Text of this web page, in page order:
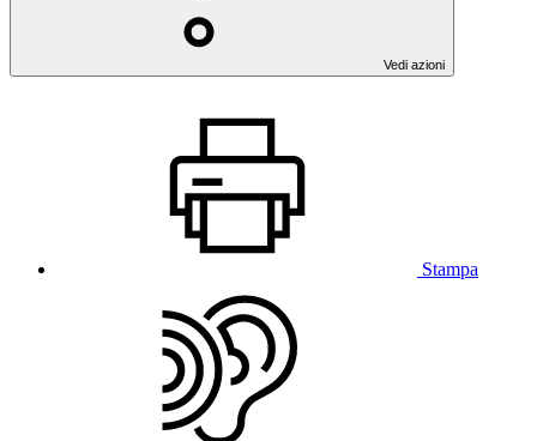
Vedi azioni
Stampa